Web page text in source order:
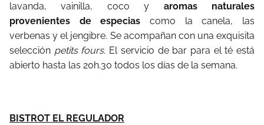
lavanda, vainilla, coco y aromas naturales
provenientes de especias como la canela, las
verbenas y el jengibre. Se acompañan con una exquisita
selección petits fours. El servicio de bar para el té está
abierto hasta las 20h.30 todos los días de la semana.
BISTROT EL REGULADOR